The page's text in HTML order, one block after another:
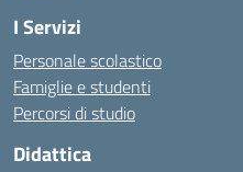
I Servizi
Personale scolastico
Famiglie e studenti
Percorsi di studio
Didattica